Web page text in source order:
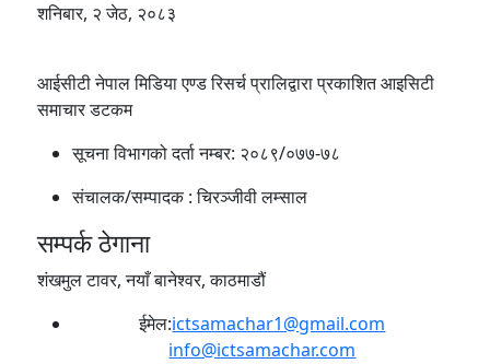
शनिबार, २ जेठ, २०८३
आईसीटी नेपाल मिडिया एण्ड रिसर्च प्रालिद्वारा प्रकाशित आइसिटी
समाचार डटकम
सूचना विभागको दर्ता नम्बर: २०८९/०७७-७८
संचालक/सम्पादक :चिरञ्जीवी लम्साल
सम्पर्क ठेगाना
शंखमुल टावर, नयाँ बानेश्वर, काठमाडौं
ईमेल:ictsamachar1@gmail.com
info@ictsamachar.com